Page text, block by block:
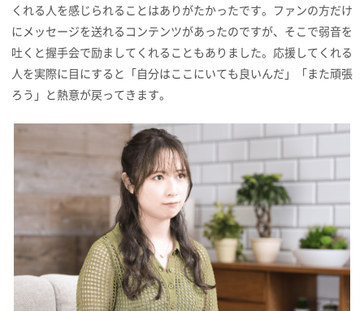
くれる人を感じられることはありがたかったです。ファンの方だけ
にメッセージを送れるコンテンツがあったのですが、そこで弱音を
吐くと握手会で励ましてくれることもありました。応援してくれる
人を実際に目にすると「自分はここにいても良いんだ」「また頑張
ろう」と熱意が戻ってきます。